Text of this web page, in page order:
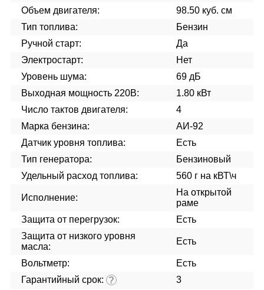
Объем двигателя:
98.50 куб. см
Тип топлива:
Бензин
Ручной старт:
Да
Электростарт:
Нет
Уровень шума:
69 дБ
Выходная мощность 220В:
1.80 кВт
Число тактов двигателя:
4
Марка бензина:
АИ-92
Датчик уровня топлива:
Есть
Тип генератора:
Бензиновый
Удельный расход топлива:
560 г на кВТ\ч
Исполнение:
На открытой
раме
Защита от перегрузок:
Есть
Защита от низкого уровня
масла:
Есть
Вольтметр:
Есть
Гарантийный срок: ?
3